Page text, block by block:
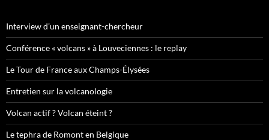
Interview d’un enseignant-chercheur
Conférence « volcans » à Louveciennes : le replay
Le Tour de France aux Champs-Élysées
Entretien sur la volcanologie
Volcan actif ? Volcan éteint ?
Le tephra de Romont en Belgique